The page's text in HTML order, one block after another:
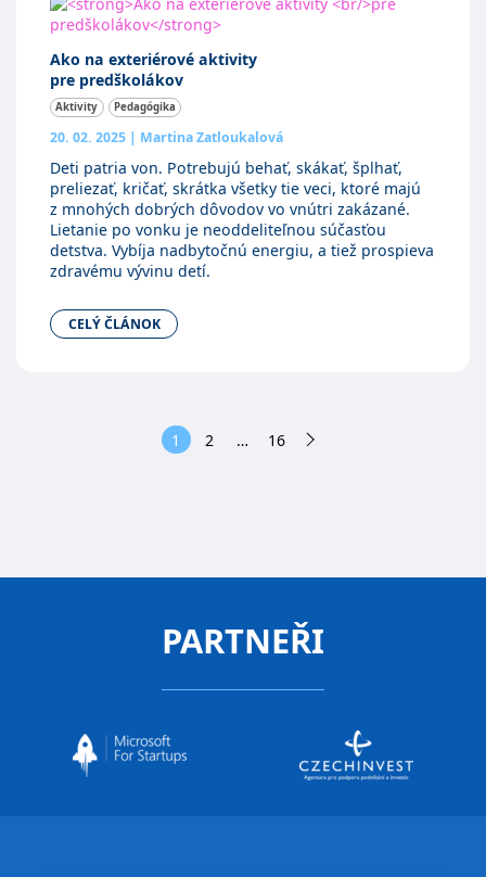
Ako na exteriérové aktivity
pre predškolákov
Aktivity Pedagógika
20. 02. 2025 | Martina Zatloukalová
Deti patria von. Potrebujú behať, skákať, šplhať,
preliezať, kričať, skrátka všetky tie veci, ktoré majú
z mnohých dobrých dôvodov vo vnútri zakázané.
Lietanie po vonku je neoddeliteľnou súčasťou
detstva. Vybíja nadbytočnú energiu, a tiež prospieva
zdravému vývinu detí.
CELÝ ČLÁNOK
1 2 … 16
PARTNEŘI